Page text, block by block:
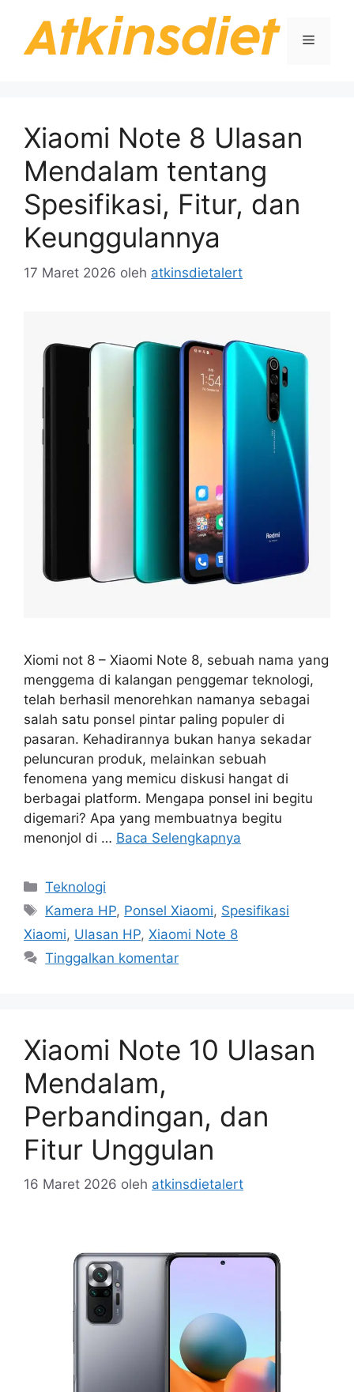
Menu
Xiaomi Note 8 Ulasan
Mendalam tentang
Spesifikasi, Fitur, dan
Keunggulannya
17 Maret 2026 oleh atkinsdietalert
Xiomi not 8 – Xiaomi Note 8, sebuah nama yang
menggema di kalangan penggemar teknologi,
telah berhasil menorehkan namanya sebagai
salah satu ponsel pintar paling populer di
pasaran. Kehadirannya bukan hanya sekadar
peluncuran produk, melainkan sebuah
fenomena yang memicu diskusi hangat di
berbagai platform. Mengapa ponsel ini begitu
digemari? Apa yang membuatnya begitu
menonjol di … Baca Selengkapnya
Kategori
Teknologi
Tag
Kamera HP, Ponsel Xiaomi, Spesifikasi
Xiaomi, Ulasan HP, Xiaomi Note 8
Tinggalkan komentar
Xiaomi Note 10 Ulasan
Mendalam,
Perbandingan, dan
Fitur Unggulan
16 Maret 2026 oleh atkinsdietalert